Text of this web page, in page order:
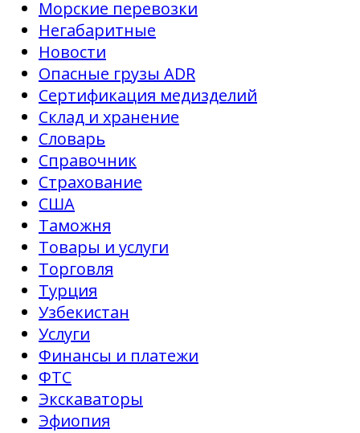
Морские перевозки
Негабаритные
Новости
Опасные грузы ADR
Сертификация медизделий
Склад и хранение
Словарь
Справочник
Страхование
США
Таможня
Товары и услуги
Торговля
Турция
Узбекистан
Услуги
Финансы и платежи
ФТС
Экскаваторы
Эфиопия